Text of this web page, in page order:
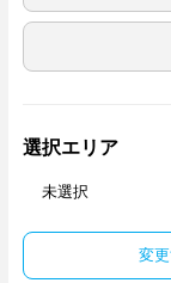
選択エリア
未選択
変